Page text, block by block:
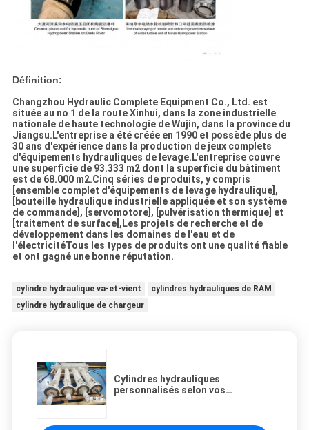
Définition:
Changzhou Hydraulic Complete Equipment Co., Ltd. est
située au no 1 de la route Xinhui, dans la zone industrielle
nationale de haute technologie de Wujin, dans la province du
Jiangsu.L'entreprise a été créée en 1990 et possède plus de
30 ans d'expérience dans la production de jeux complets
d'équipements hydrauliques de levage.L'entreprise couvre
une superficie de 93.333 m2 dont la superficie du bâtiment
est de 68.000 m2.Cinq séries de produits, y compris
[ensemble complet d'équipements de levage hydraulique],
[bouteille hydraulique industrielle appliquée et son système
de commande], [servomotore], [pulvérisation thermique] et
[traitement de surface],Les projets de recherche et de
développement dans les domaines de l'eau et de
l'électricitéTous les types de produits ont une qualité fiable
et ont gagné une bonne réputation.
cylindre hydraulique va-et-vient
cylindres hydrauliques de RAM
cylindre hydraulique de chargeur
Cylindres hydrauliques
personnalisés selon vos
HVOF